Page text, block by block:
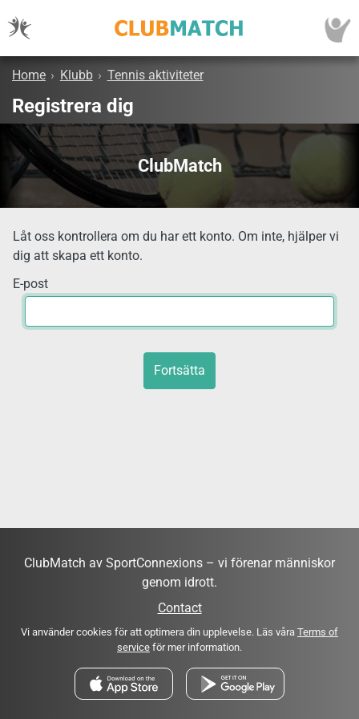
Home › Klubb › Tennis aktiviteter
Registrera dig
ClubMatch
Låt oss kontrollera om du har ett konto. Om inte, hjälper vi
dig att skapa ett konto.
E-post
Fortsätta
ClubMatch av SportConnexions – vi förenar människor
genom idrott.
Contact
Vi använder cookies för att optimera din upplevelse. Läs våra Terms of
service för mer information.